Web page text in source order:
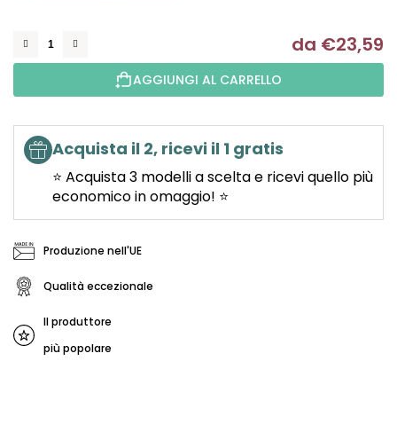
da €23,59
AGGIUNGI AL CARRELLO
Acquista il 2, ricevi il 1 gratis
⭐ Acquista 3 modelli a scelta e ricevi quello più
economico in omaggio! ⭐
Produzione nell'UE
Qualità eccezionale
Il produttore
più popolare